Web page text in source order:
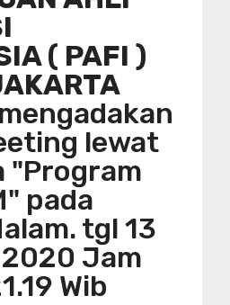
( PAFI )
lewat
"Program
pada
tgl 13
Jam
Wib